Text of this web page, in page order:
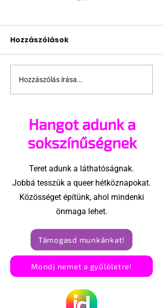
Pécs és Pride: egy
ingoványos
Hozzászólások
Hozzászólás írása...
Hangot adunk a
sokszínűségnek
Teret adunk a láthatóságnak.
Jobbá tesszük a queer hétköznapokat.
Közösséget építünk, ahol mindenki
önmaga lehet.
Támogasd munkánkat!
Mondj nemet a gyűlöletre!